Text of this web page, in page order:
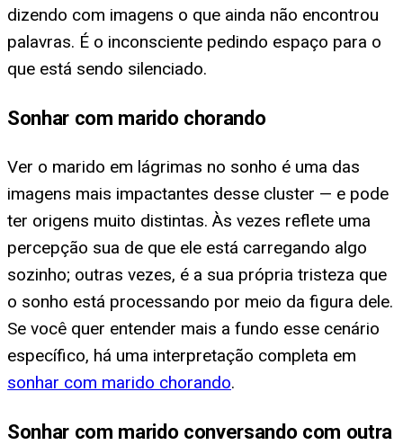
dizendo com imagens o que ainda não encontrou
palavras. É o inconsciente pedindo espaço para o
que está sendo silenciado.
Sonhar com marido chorando
Ver o marido em lágrimas no sonho é uma das
imagens mais impactantes desse cluster — e pode
ter origens muito distintas. Às vezes reflete uma
percepção sua de que ele está carregando algo
sozinho; outras vezes, é a sua própria tristeza que
o sonho está processando por meio da figura dele.
Se você quer entender mais a fundo esse cenário
específico, há uma interpretação completa em
sonhar com marido chorando.
Sonhar com marido conversando com outra